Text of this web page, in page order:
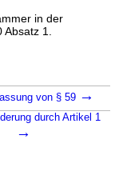
in der
1.
von § 59 →
durch Artikel 1
→